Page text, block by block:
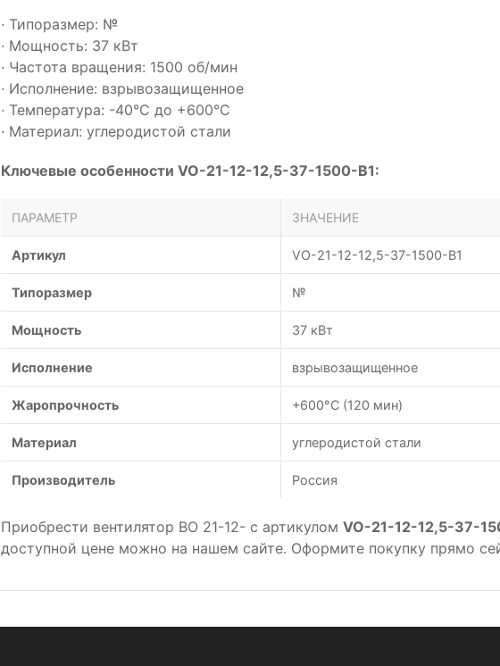
· Типоразмер: №
· Мощность: 37 кВт
· Частота вращения: 1500 об/мин
· Исполнение: взрывозащищенное
· Температура: -40°С до +600°С
· Материал: углеродистой стали
Ключевые особенности VO-21-12-12,5-37-1500-B1:
ПАРАМЕТР ЗНАЧЕНИЕ
Артикул VO-21-12-12,5-37-1500-B1
Типоразмер №
Мощность 37 кВт
Исполнение взрывозащищенное
Жаропрочность +600°С (120 мин)
Материал углеродистой стали
Производитель Россия
Приобрести вентилятор ВО 21-12- с артикулом VO-21-12-12,5-37-
доступной цене можно на нашем сайте. Оформите покупку прямо